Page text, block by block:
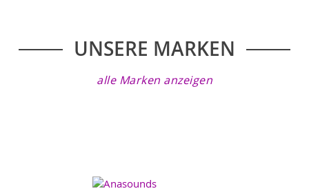
UNSERE MARKEN
alle Marken anzeigen